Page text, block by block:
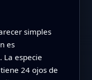
simples
es
La especie
24 ojos de